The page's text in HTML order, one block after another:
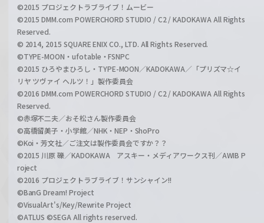
©2015 プロジェクトラブライブ！ムービー
©2015 DMM.com POWERCHORD STUDIO / C2 / KADOKAWA All Rights
Reserved.
© 2014, 2015 SQUARE ENIX CO., LTD. All Rights Reserved.
©TYPE-MOON・ufotable・FSNPC
©2015 ひろやまひろし・TYPE-MOON／KADOKAWA／「プリズマ☆イ
リヤ ツヴァイ ヘルツ！」製作委員会
©2016 DMM.com POWERCHORD STUDIO / C2 / KADOKAWA All Rights
Reserved.
©赤塚不二夫／おそ松さん製作委員会
©高橋留美子・小学館／NHK・NEP・ShoPro
©Koi・芳文社／ご注文は製作委員会ですか？？
©2015 川原 礫／KADOKAWA アスキー・メディアワークス刊／AWIB P
roject
©2016 プロジェクトラブライブ！サンシャイン!!
©BanG Dream! Project
©VisualArt's/Key/Rewrite Project
©ATLUS ©SEGA All rights reserved.